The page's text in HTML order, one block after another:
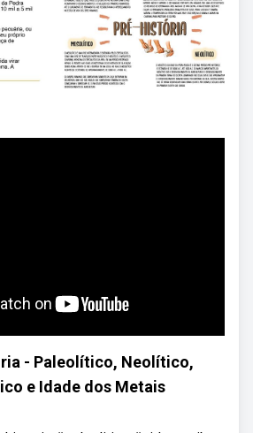
- Paleolítico, Neolítico,
e Idade dos Metais